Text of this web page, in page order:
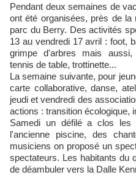
Pendant deux semaines de vacances scolaires des animations
ont été organisées, près de la
parc du Berry. Des activités
13 au vendredi 17 avril : foot,
grimpe d'arbres mais aussi,
tennis de table, trottinette...
La semaine suivante, pour
carte collaborative, danse,
jeudi et vendredi des
actions : transition écologique,
Samedi un défilé a clos les
l'ancienne piscine, des
musiciens on proposé un
spectateurs. Les habitants du
de déambuler vers la Dalle